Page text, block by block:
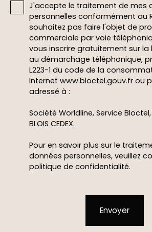
J'accepte le traitement de mes
personnelles conformément au
souhaitez pas faire l'objet de
commerciale par voie
vous inscrire gratuitement sur
au démarchage téléphonique,
L223-1 du code de la
Internet www.bloctel.gouv.fr ou
adressé à :
Société Worldline, Service Bloctel,
BLOIS CEDEX.
Pour en savoir plus sur le
données personnelles, veuillez
politique de confidentialité.
Envoyer